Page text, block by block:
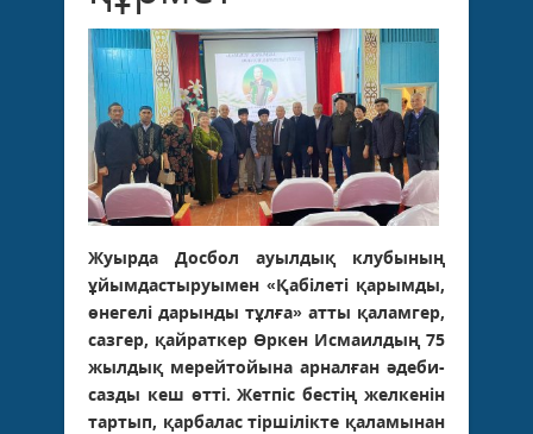
Жуырда Досбол ауылдық клубының
ұйымдастыруымен «Қабілеті қарымды,
өнегелі дарынды тұлға» атты қаламгер,
сазгер, қайраткер Өркен Исмаилдың 75
жылдық мерейтойына арналған әдеби-
сазды кеш өтті. Жетпіс бестің желкенін
тартып, қарбалас тіршілікте қаламынан